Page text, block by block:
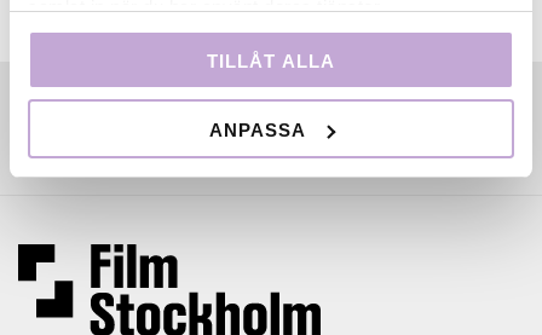
samlat in när du har använt deras tjänster.
TILLÅT ALLA
ANPASSA